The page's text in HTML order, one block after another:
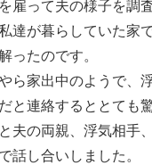
雇って夫の様子を調
達が暮らしていた家
ったのです。
ら家出中のようで、
と連絡するととても
夫の両親、浮気相手
話し合いしました。